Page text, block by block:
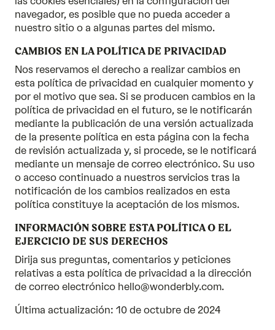
navegador, es posible que no pueda acceder a
nuestro sitio o a algunas partes del mismo.
CAMBIOS EN LA POLÍTICA DE PRIVACIDAD
Nos reservamos el derecho a realizar cambios en
esta política de privacidad en cualquier momento y
por el motivo que sea. Si se producen cambios en la
política de privacidad en el futuro, se le notificarán
mediante la publicación de una versión actualizada
de la presente política en esta página con la fecha
de revisión actualizada y, si procede, se le notificará
mediante un mensaje de correo electrónico. Su uso
o acceso continuado a nuestros servicios tras la
notificación de los cambios realizados en esta
política constituye la aceptación de los mismos.
INFORMACIÓN SOBRE ESTA POLÍTICA O EL
EJERCICIO DE SUS DERECHOS
Dirija sus preguntas, comentarios y peticiones
relativas a esta política de privacidad a la dirección
de correo electrónico hello@wonderbly.com.
Última actualización: 10 de octubre de 2024